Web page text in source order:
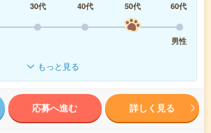
30代 40代 50代
60代
男性
もっと見る
応募へ進む 詳しく見る